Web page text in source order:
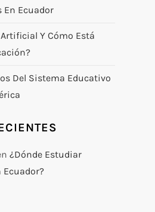
En Ecuador
Y Cómo Está
Del Sistema Educativo
¿Dónde Estudiar
Ecuador?